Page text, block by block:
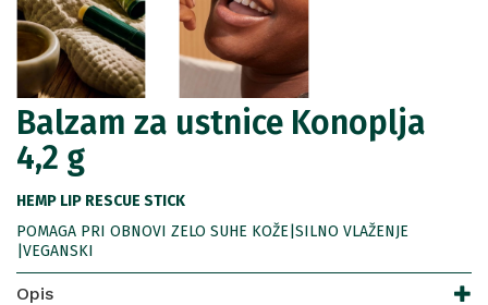
Balzam za ustnice Konoplja
4,2 g
HEMP LIP RESCUE STICK
POMAGA PRI OBNOVI ZELO SUHE KOŽE|SILNO VLAŽENJE
|VEGANSKI
Opis